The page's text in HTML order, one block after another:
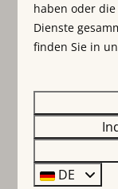
So 09-08-
1 Nacht
3 Nächte
haben oder
Dienste
finden Sie in
DE